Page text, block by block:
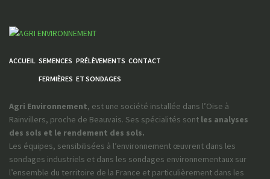
ACCUEIL SEMENCES
FERMIÈRES
PRÉLÈVEMENTS
ET SONDAGES
CONTACT
Agri Environnement, est une société installée dans l’Oise à
Rainvillers, proche de Beauvais. Ses spécialités sont les analyses
des sols et le rendement des sols.
Les équipes, sensibilisées à l’environnement œuvrent dans les
sondages industriels et dans les sondages environnementaux sur
l’ensemble du territoire de la France et particulièrement dans les